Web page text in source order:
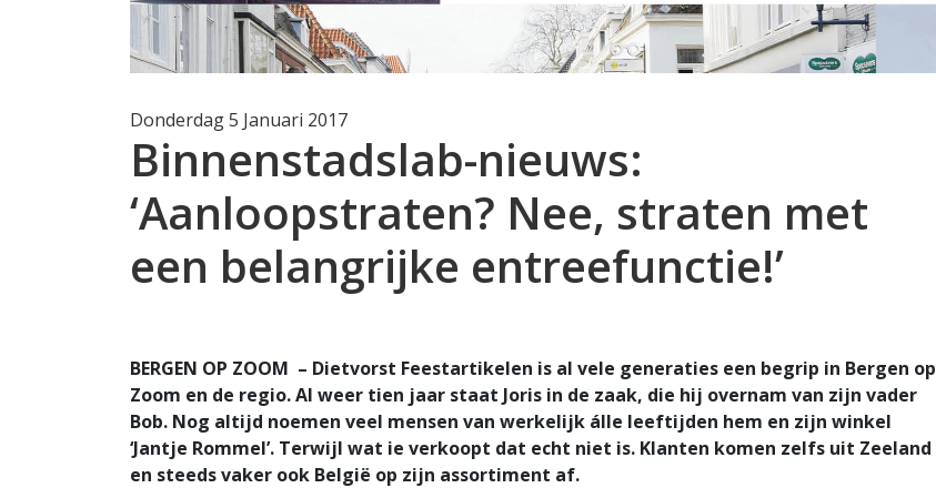
Donderdag 5 Januari 2017
Binnenstadslab-nieuws:
‘Aanloopstraten? Nee, straten met
een belangrijke entreefunctie!’
BERGEN OP ZOOM – Dietvorst Feestartikelen is al vele generaties een begrip in Bergen op
Zoom en de regio. Al weer tien jaar staat Joris in de zaak, die hij overnam van zijn vader
Bob. Nog altijd noemen veel mensen van werkelijk álle leeftijden hem en zijn winkel
‘Jantje Rommel’. Terwijl wat ie verkoopt dat echt niet is. Klanten komen zelfs uit Zeeland
en steeds vaker ook België op zijn assortiment af.